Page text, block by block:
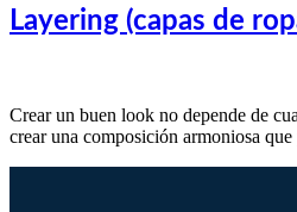
Layering (capas de
Crear un buen look no depende de
crear una composición armoniosa